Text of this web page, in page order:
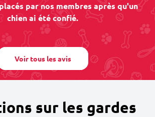
par nos membres après qu'un
chien ai été confié.
Voir tous les avis
sur les gardes